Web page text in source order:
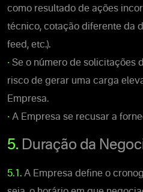
como resultado de ações
técnico, cotação diferente da
feed, etc.).
• Se o número de solicitações
risco de gerar uma carga
Empresa.
• A Empresa se recusar a
5. Duração da
5.1. A Empresa define o